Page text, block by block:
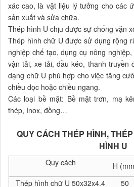
xác cao, là vật liệu lý tưởng cho các
sản xuất và sửa chữa.
Thép hình U chịu được sự chống vặn
Thép hình chữ U được sử dụng rộng
nghiệp chế tạo, dụng cụ nông
vận tải, xe tải, đầu kéo, thanh truyền
dạng chữ U phù hợp cho việc tăng
chiều dọc hoặc chiều ngang.
Các loại bề mặt: Bề mặt trơn, mạ
thép, Inox, đồng…
QUY CÁCH THÉP HÌNH,
HÌNH U
Quy cách H
Thép hình chữ U 50x32x4.4
50